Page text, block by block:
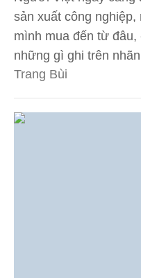
sản xuất công
mình mua đến từ
những gì ghi trên
Trang Bùi